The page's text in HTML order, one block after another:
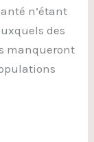
n’étant
des
manqueront